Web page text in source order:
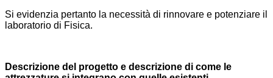
Si evidenzia pertanto la necessità di rinnovare e potenziare il
laboratorio di Fisica.
Descrizione del progetto e descrizione di come le